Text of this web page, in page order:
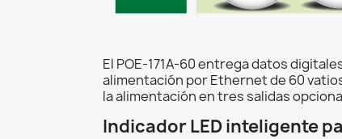
El POE-171A-60 entrega datos
alimentación por Ethernet de 60
la alimentación en tres salidas
Indicador LED inteligente